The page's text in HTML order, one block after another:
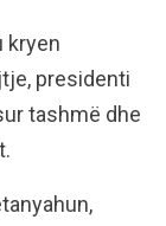
kryen
presidenti
tashmë dhe